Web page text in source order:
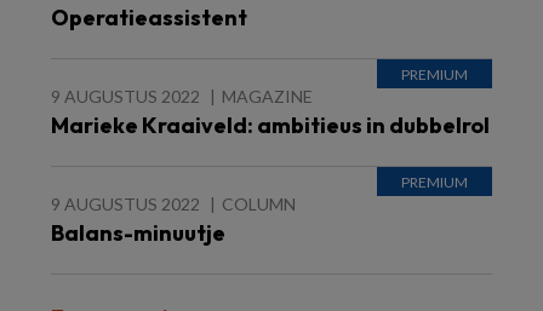
Operatieassistent
9 AUGUSTUS 2022 MAGAZINE
Marieke Kraaiveld: ambitieus in dubbelrol
9 AUGUSTUS 2022 COLUMN
Balans-minuutje